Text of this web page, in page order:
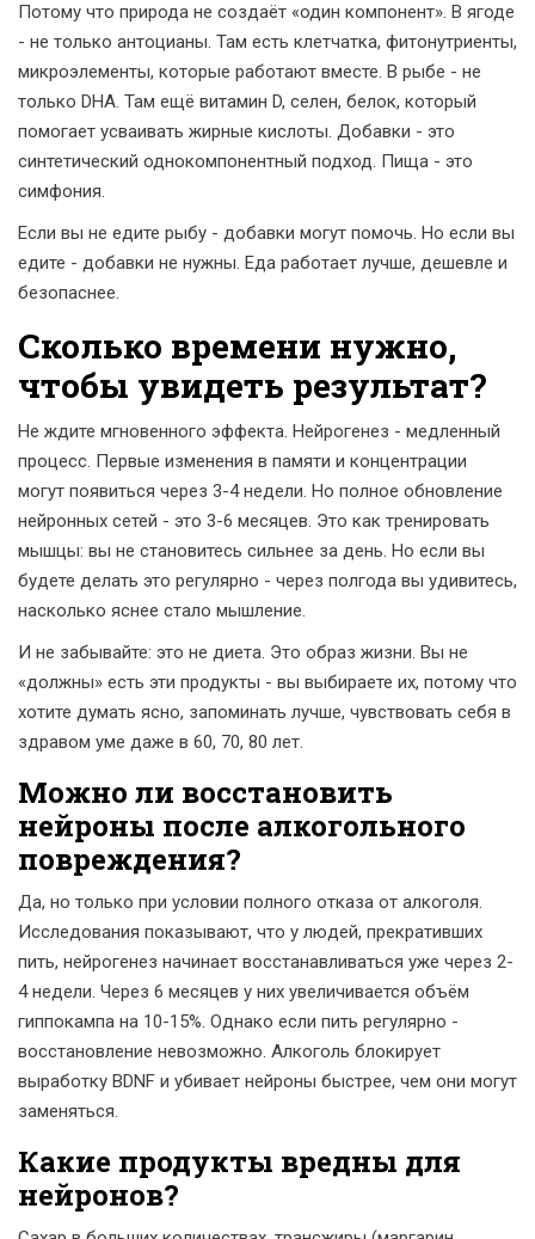
Потому что природа не создаёт «один компонент». В ягоде
- не только антоцианы. Там есть клетчатка, фитонутриенты,
микроэлементы, которые работают вместе. В рыбе - не
только DHA. Там ещё витамин D, селен, белок, который
помогает усваивать жирные кислоты. Добавки - это
синтетический однокомпонентный подход. Пища - это
симфония.
Если вы не едите рыбу - добавки могут помочь. Но если вы
едите - добавки не нужны. Еда работает лучше, дешевле и
безопаснее.
Сколько времени нужно,
чтобы увидеть результат?
Не ждите мгновенного эффекта. Нейрогенез - медленный
процесс. Первые изменения в памяти и концентрации
могут появиться через 3-4 недели. Но полное обновление
нейронных сетей - это 3-6 месяцев. Это как тренировать
мышцы: вы не становитесь сильнее за день. Но если вы
будете делать это регулярно - через полгода вы удивитесь,
насколько яснее стало мышление.
И не забывайте: это не диета. Это образ жизни. Вы не
«должны» есть эти продукты - вы выбираете их, потому что
хотите думать ясно, запоминать лучше, чувствовать себя в
здравом уме даже в 60, 70, 80 лет.
Можно ли восстановить
нейроны после алкогольного
повреждения?
Да, но только при условии полного отказа от алкоголя.
Исследования показывают, что у людей, прекративших
пить, нейрогенез начинает восстанавливаться уже через 2-
4 недели. Через 6 месяцев у них увеличивается объём
гиппокампа на 10-15%. Однако если пить регулярно -
восстановление невозможно. Алкоголь блокирует
выработку BDNF и убивает нейроны быстрее, чем они могут
заменяться.
Какие продукты вредны для
нейронов?